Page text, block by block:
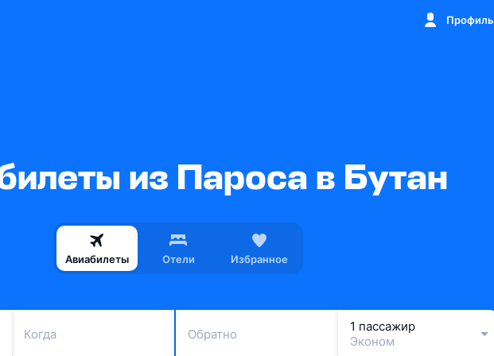
Профиль
из Пароса в Бутан
Авиабилеты Отели Избранное
Когда Обратно
1 пассажир
Эконом